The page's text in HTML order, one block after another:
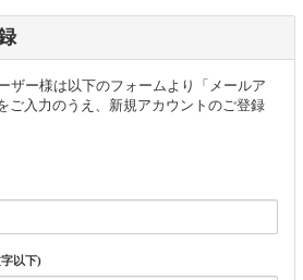
ザー様は以下のフォームより「メールア
ご入力のうえ、新規アカウントのご登録
以下)